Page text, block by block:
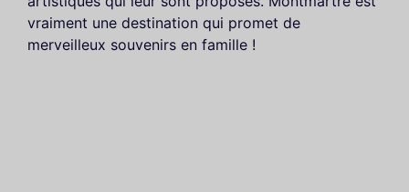
vraiment une destination qui promet de
merveilleux souvenirs en famille !